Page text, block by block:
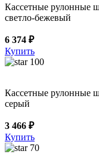
Кассетные
светло-бежевый
6 374 ₽
Купить
100
Кассетные
серый
3 466 ₽
Купить
70